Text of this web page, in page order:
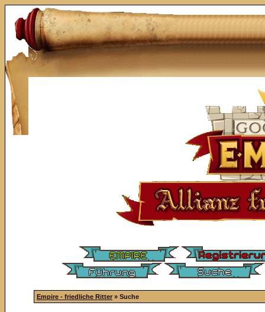
Empire - friedliche Ritter » Suche